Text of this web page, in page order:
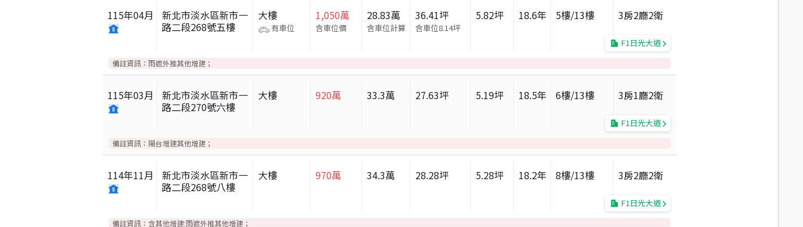
115年04月
新北市淡水區新市一
路二段268號五樓
大樓
有車位
1,050萬
含車位價
28.83萬
含車位計算
36.41坪
含車位8.14坪
5.82坪 18.6年 5樓/13樓 3房2廳2衛
F1日光大道
備註資訊： 雨遮外推其他增建；
115年03月
新北市淡水區新市一
路二段270號六樓
大樓 920萬 33.3萬 27.63坪 5.19坪 18.5年 6樓/13樓 3房1廳2衛
F1日光大道
備註資訊： 陽台增建其他增建；
114年11月
新北市淡水區新市一
路二段268號八樓
大樓 970萬 34.3萬 28.28坪 5.28坪 18.2年 8樓/13樓 3房2廳2衛
F1日光大道
備註資訊： 含其他增建:雨遮外推其他增建；